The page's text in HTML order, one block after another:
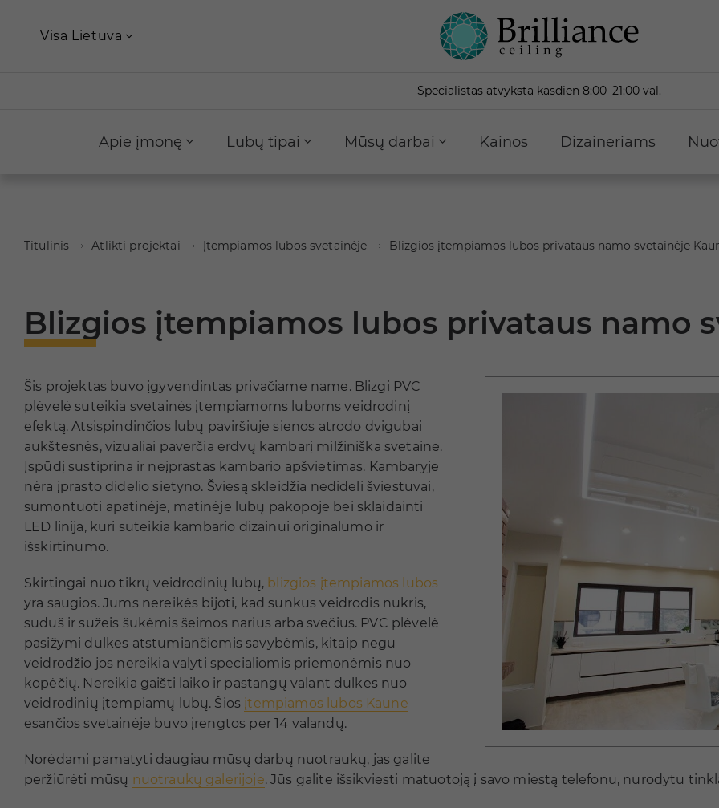
Visa Lietuva
Specialistas atvyksta kasdien 8:00–21:00 val.
Apie įmonę Lubų tipai Mūsų darbai Kainos Dizaineriams
Titulinis Atlikti projektai Įtempiamos lubos svetainėje Blizgios įtempiamos lubos privataus namo svetainėje
Blizgios įtempiamos lubos privataus namo
Šis projektas buvo įgyvendintas privačiame name. Blizgi PVC
plėvelė suteikia svetainės įtempiamoms luboms veidrodinį
efektą. Atsispindinčios lubų paviršiuje sienos atrodo dvigubai
aukštesnės, vizualiai paverčia erdvų kambarį milžiniška svetaine.
Įspūdį sustiprina ir neįprastas kambario apšvietimas. Kambaryje
nėra įprasto didelio sietyno. Šviesą skleidžia nedideli šviestuvai,
sumontuoti apatinėje, matinėje lubų pakopoje bei sklaidainti
LED linija, kuri suteikia kambario dizainui originalumo ir
išskirtinumo.
Skirtingai nuo tikrų veidrodinių lubų, blizgios įtempiamos lubos
yra saugios. Jums nereikės bijoti, kad sunkus veidrodis nukris,
suduš ir sužeis šukėmis šeimos narius arba svečius. PVC plėvelė
pasižymi dulkes atstumiančiomis savybėmis, kitaip negu
veidrodžio jos nereikia valyti specialiomis priemonėmis nuo
kopėčių. Nereikia gaišti laiko ir pastangų valant dulkes nuo
veidrodinių įtempiamų lubų. Šios įtempiamos lubos Kaune
esančios svetainėje buvo įrengtos per 14 valandų.
Norėdami pamatyti daugiau mūsų darbų nuotraukų, jas galite
peržiūrėti mūsų nuotraukų galerijoje. Jūs galite išsikviesti matuotoją į savo miestą telefonu, nurodytu